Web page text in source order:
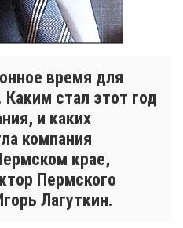
время для
стал этот год
и каких
компания
крае,
Пермского
Лагуткин.